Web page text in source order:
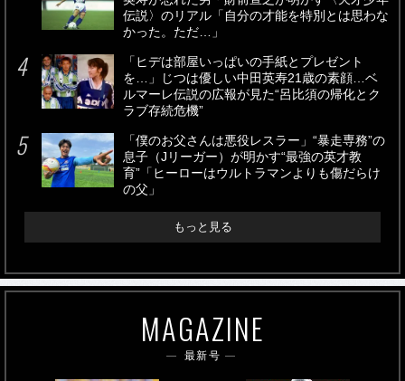
伝説〉のリアル「自分の才能を特別とは思わな
かった。ただ…」
「ヒデは部屋いっぱいの手紙とプレゼント
を…」じつは優しい中田英寿21歳の素顔…ベ
ルマーレ伝説の広報が見た“呂比須の帰化とク
ラブ存続危機”
「僕のお父さんは悪役レスラー」“暴走専務”の
息子（Jリーガー）が明かす“最強の英才教
育”「ヒーローはウルトラマンよりも傷だらけ
の父」
もっと見る
MAGAZINE
最新号